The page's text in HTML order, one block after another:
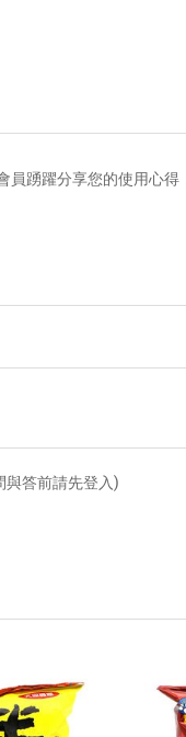
員踴躍分享您的使用心
答前請先登入)